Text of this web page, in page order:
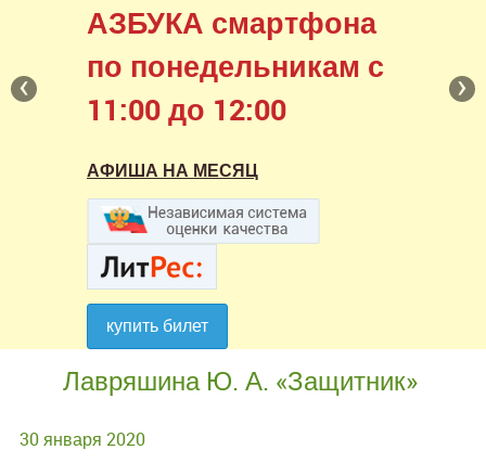
библиотек
в нашем читальном зале
АФИША НА МЕСЯЦ
купить билет
АЗБУКА смартфона
по понедельникам с
11:00 до 12:00
АФИША НА МЕСЯЦ
купить билет
›
‹
Лавряшина Ю. А. «Защитник»
30 января 2020